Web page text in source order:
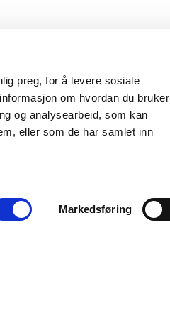
preg, for å levere sosiale
om hvordan du bruker
og analysearbeid, som kan
eller som de har samlet inn
Markedsføring